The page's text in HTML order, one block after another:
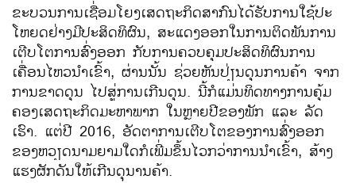
ຂະ​ບວນການ​ເຊື່ອມ​ໂຍງ​ເສດຖະກິດ​ສາກົນ​ໄດ້​ຮັບ​ການ​ໃຊ້​ປະ​
ໂຫຍ​ດຢ່າງ​ມີ​ປະສິດທິ​ຜົນ, ສ​ະ​ແດງ​ອອກ​ໃນ​ການ​ຕິດ​ພັນ​ການ​
ເຕີ​​ບ​ໂຕການ​ສົ່ງ​ອອກ ​ກັບການ​ຄວບ​ຄຸມ​ປະສິດທິ​ຜົນ​ການ​
ເຄື່ອນ​ໄຫວ​ນຳເຂົ້າ, ຜ່ານ​ນັ້ນ ຊ່ວຍ​ຫັນປ່ຽນ​ດຸນ​ການ​ຄ້າ ​ຈາກ​
ການ​ຂາດ​ດຸນ ​ໄປ​ສູ່​ການ​ເກີນ​ດຸນ. ນີ້​ກໍ​ແມ່ນທິດ​ທາງ​ການ​ຄຸ້ມ​
ຄອງ​ເສດຖະກິດ​ມະຫາ​ພາກ ​ໃນ​ຫຼາຍ​ປີ​ຂອງ​ພັກ ​ແລະ ລັດ​
ເຮົາ. ​ແຕ່​ປີ 2016, ອັດຕາ​ການ​ເຕີບ​ໂຕຂອງ​ການ​ສົ່ງ​ອອກ​
ຂອງ​ຫວຽດນາມຍາມໃດກໍ​​ເພີ່ມ​ຂຶ້ນໄວ​ກວ່າການ​ນຳ​ເຂົ້າ, ສ້າງ​
ແຮງ​ຜັກ​ດັນ​ໃຫ້​ເກີນ​ດຸນ​ານຄ້າ.